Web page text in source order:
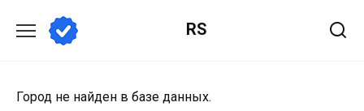
содержанию
RS
Город не найден в базе данных.